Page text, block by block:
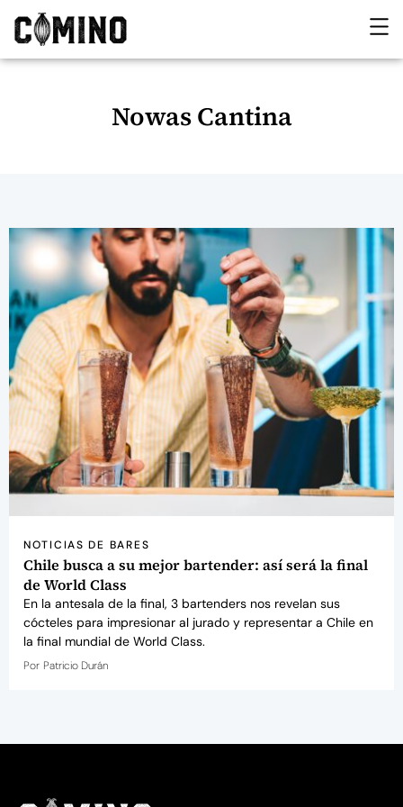
Nowas Cantina
NOTICIAS DE BARES
Chile busca a su mejor bartender: así será la final
de World Class
En la antesala de la final, 3 bartenders nos revelan sus
cócteles para impresionar al jurado y representar a Chile en
la final mundial de World Class.
Por Patricio Durán